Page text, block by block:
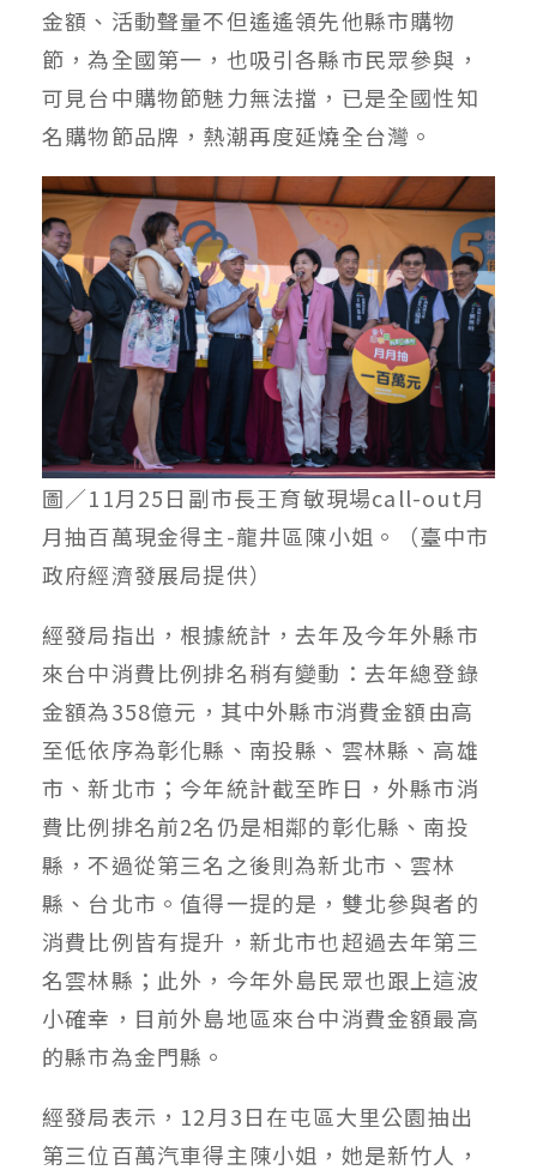
金額、活動聲量不但遙遙領先他縣市購物
節，為全國第一，也吸引各縣市民眾參與，
可見台中購物節魅力無法擋，已是全國性知
名購物節品牌，熱潮再度延燒全台灣。
圖／11月25日副市長王育敏現場call-out月
月抽百萬現金得主-龍井區陳小姐。（臺中市
政府經濟發展局提供）
經發局指出，根據統計，去年及今年外縣市
來台中消費比例排名稍有變動：去年總登錄
金額為358億元，其中外縣市消費金額由高
至低依序為彰化縣、南投縣、雲林縣、高雄
市、新北市；今年統計截至昨日，外縣市消
費比例排名前2名仍是相鄰的彰化縣、南投
縣，不過從第三名之後則為新北市、雲林
縣、台北市。值得一提的是，雙北參與者的
消費比例皆有提升，新北市也超過去年第三
名雲林縣；此外，今年外島民眾也跟上這波
小確幸，目前外島地區來台中消費金額最高
的縣市為金門縣。
經發局表示，12月3日在屯區大里公園抽出
第三位百萬汽車得主陳小姐，她是新竹人，